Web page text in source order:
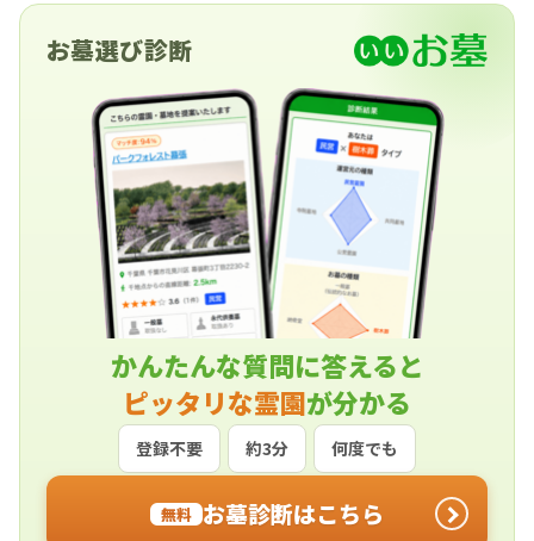
お墓選び診断
かんたんな質問に答えると
ピッタリな霊園が分かる
登録不要 約3分 何度でも
無料 お墓診断はこちら